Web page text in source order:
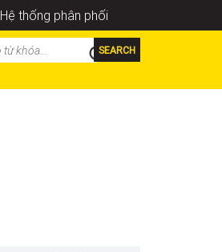
Hệ thống phân phối
SEARCH